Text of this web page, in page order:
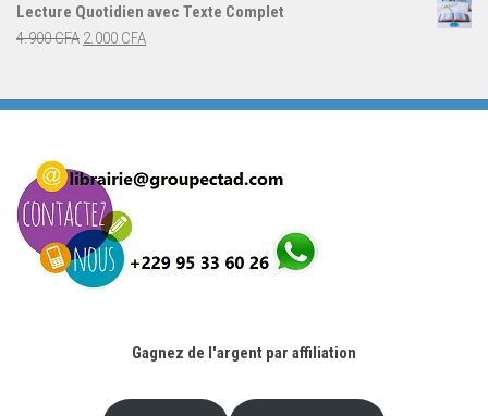
4.900 CFA.
Lecture Quotidien avec Texte Complet
4.900CFA Le
était :
2.000 CFALe
est :
Gagnez de l'argent par affiliation